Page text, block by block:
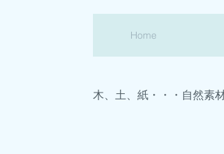
Home
木、土、紙・・・自然素材